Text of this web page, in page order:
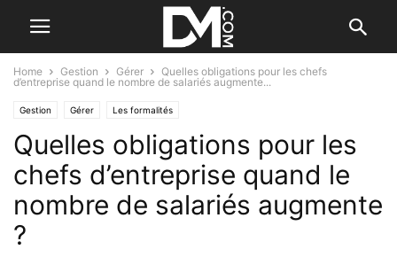
Home Gestion Gérer
Quelles obligations pour les chefs
d’entreprise quand le nombre de salariés augmente...
Gestion Gérer Les formalités
Quelles obligations pour les
chefs d’entreprise quand le
nombre de salariés augmente
?